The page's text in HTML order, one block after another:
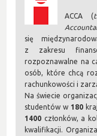
ACCA (
się
z zakresu
rozpoznawalne na
osób, które chcą
rachunkowości i
Na świecie
studentów w 180
1400 członków, a
kwalifikacji.